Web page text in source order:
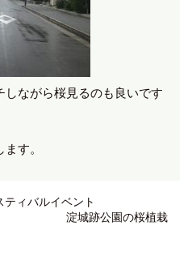
ながら桜見るのも良いです
す。
ィバルイベント
淀城跡公園の桜植栽